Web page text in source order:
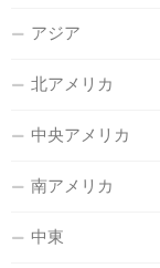
アジア
北アメリカ
中央アメリカ
南アメリカ
中東